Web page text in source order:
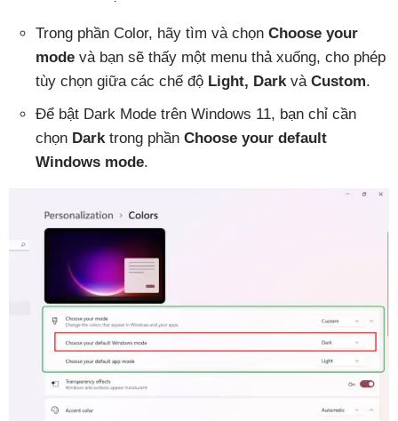
Trong phần Color, hãy tìm và chọn Choose your
mode và bạn sẽ thấy một menu thả xuống, cho phép
tùy chọn giữa các chế độ Light, Dark và Custom.
Để bật Dark Mode trên Windows 11, bạn chỉ cần
chọn Darktrong phần Choose your default
Windows mode.